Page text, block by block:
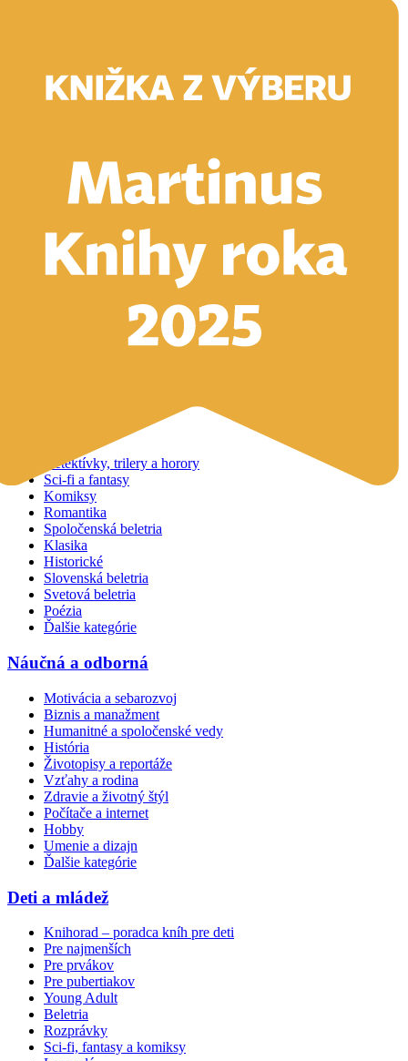
Vyhľadávanie
Vyhľadávanie
Detektívky, trilery a horory
Sci-fi a fantasy
Komiksy
Romantika
Spoločenská beletria
Klasika
Historické
Slovenská beletria
Svetová beletria
Poézia
Ďalšie kategórie
Náučná a odborná
Motivácia a sebarozvoj
Biznis a manažment
Humanitné a spoločenské vedy
História
Životopisy a reportáže
Vzťahy a rodina
Zdravie a životný štýl
Počítače a internet
Hobby
Umenie a dizajn
Ďalšie kategórie
Deti a mládež
Knihorad – poradca kníh pre deti
Pre najmenších
Pre prvákov
Pre pubertiakov
Young Adult
Beletria
Rozprávky
Sci-fi, fantasy a komiksy